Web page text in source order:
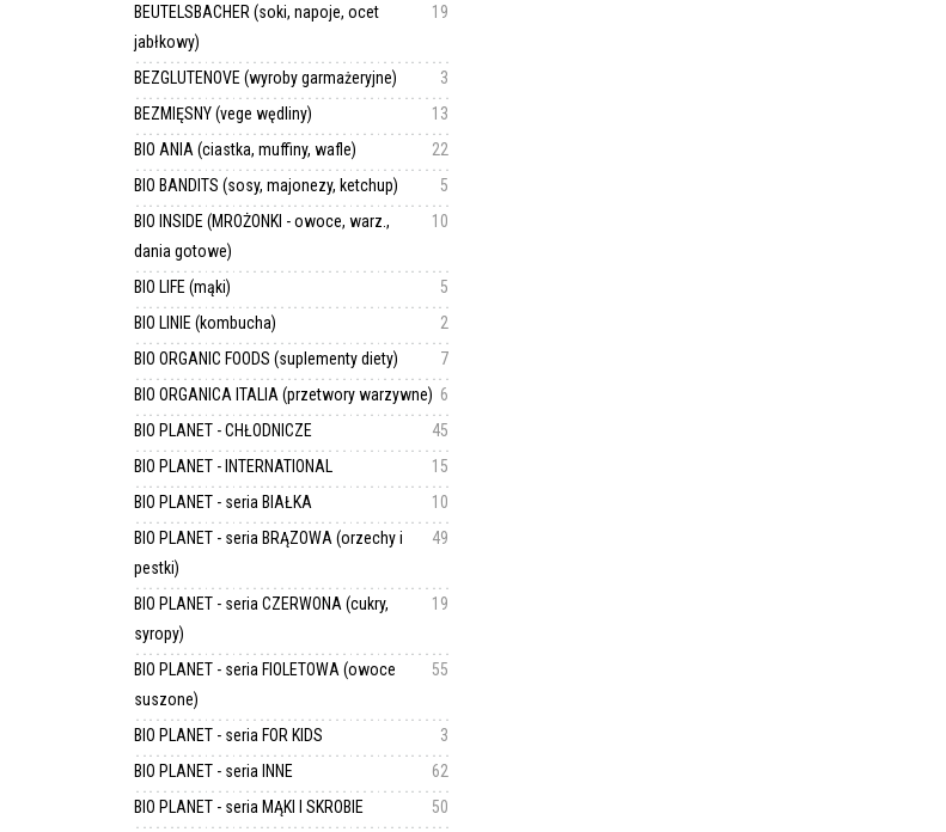
19
BEUTELSBACHER (soki, napoje, ocet
jabłkowy)
3
BEZGLUTENOVE (wyroby garmażeryjne)
13
BEZMIĘSNY (vege wędliny)
22
BIO ANIA (ciastka, muffiny, wafle)
5
BIO BANDITS (sosy, majonezy, ketchup)
10
BIO INSIDE (MROŻONKI - owoce, warz.,
dania gotowe)
5
BIO LIFE (mąki)
2
BIO LINIE (kombucha)
7
BIO ORGANIC FOODS (suplementy diety)
6
BIO ORGANICA ITALIA (przetwory warzywne)
45
BIO PLANET - CHŁODNICZE
15
BIO PLANET - INTERNATIONAL
10
BIO PLANET - seria BIAŁKA
49
BIO PLANET - seria BRĄZOWA (orzechy i
pestki)
19
BIO PLANET - seria CZERWONA (cukry,
syropy)
55
BIO PLANET - seria FIOLETOWA (owoce
suszone)
3
BIO PLANET - seria FOR KIDS
62
BIO PLANET - seria INNE
50
BIO PLANET - seria MĄKI I SKROBIE